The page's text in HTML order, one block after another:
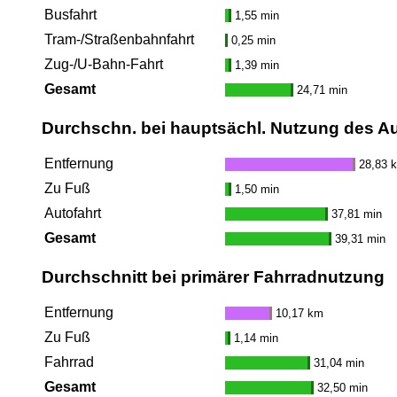
Busfahrt 1,55 min
Tram-/Straßenbahnfahrt 0,25 min
Zug-/U-Bahn-Fahrt 1,39 min
Gesamt 24,71 min
Durchschn. bei hauptsächl. Nutzung des
Entfernung 28,83
Zu Fuß 1,50 min
Autofahrt 37,81 min
Gesamt 39,31 min
Durchschnitt bei primärer Fahrradnutzung
Entfernung 10,17 km
Zu Fuß 1,14 min
Fahrrad 31,04 min
Gesamt 32,50 min